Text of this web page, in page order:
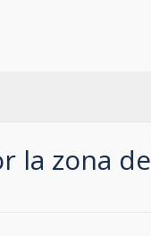
la zona de